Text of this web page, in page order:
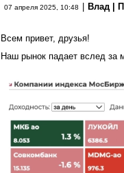
07 апреля 2025, 10:48 Влад |
Всем привет, друзья!
Наш рынок падает вслед за